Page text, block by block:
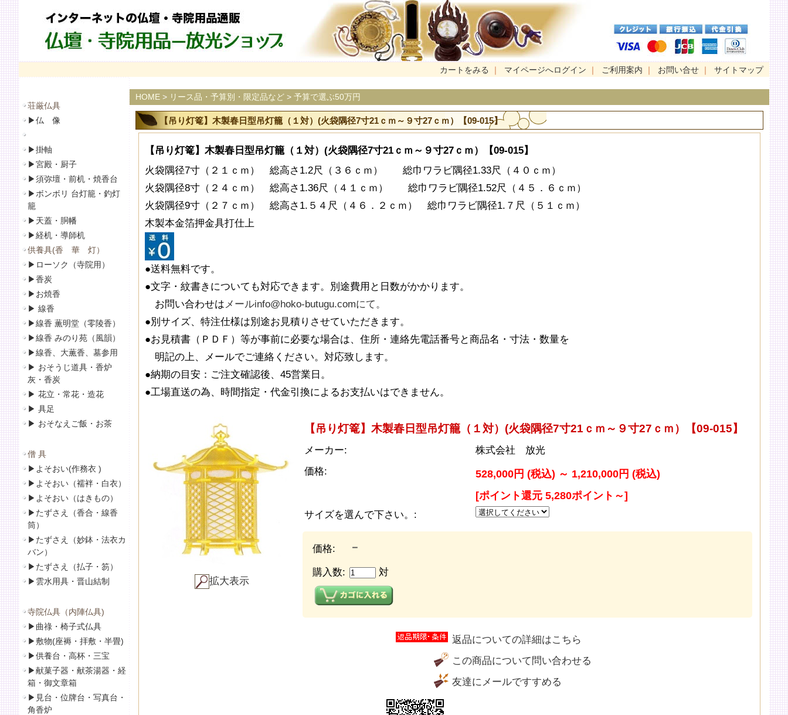
カートをみる ｜ マイページへログイン ｜ ご利用案内 ｜ お問い合せ ｜ サイトマップ
荘厳仏具
▶仏 像
▶掛軸
▶宮殿・厨子
▶須弥壇・前机・焼香台
▶ ボンボリ 台灯籠・釣灯
籠
▶ 天蓋・胴幡
▶経机・導師机
供養具(香 華 灯）
▶ ローソク（寺院用）
▶香炭
▶ お焼香
▶ 線香
▶線香 薫明堂（零陵香）
▶線香 みのり苑（風韻）
▶線香、大薫香、墓参用
▶ おそうじ道具・香炉
灰・香炭
▶ 花立・常花・造花
▶ 具足
▶ おそなえご飯・お茶
僧 具
▶ よそおい(作務衣 )
▶ よそおい（襦袢・白衣）
▶ よそおい（はきもの）
▶ たずさえ（香合・線香
筒）
▶ たずさえ（妙鉢・法衣カ
バン）
▶ たずさえ（払子・笏）
▶ 雲水用具・晋山結制
寺院仏具（内陣仏具)
▶ 曲祿・椅子式仏具
▶ 敷物(座褥・拝敷・半畳)
▶供養台・高杯・三宝
▶献菓子器・献茶湯器・経
箱・御文章箱
▶ 見台・位牌台・写真台・
角香炉
HOME > リース品・予算別・限定品など > 予算で選ぶ50万円
【吊り灯篭】木製春日型吊灯籠（１対）(火袋隅径7寸21ｃｍ～９寸27ｃｍ）【09-015】
【吊り灯篭】木製春日型吊灯籠（１対）(火袋隅径7寸21ｃｍ～９寸27ｃｍ）【09-015】
火袋隅径7寸（２１ｃｍ） 総高さ1.2尺（３６ｃｍ） 総巾ワラビ隅径1.33尺（４０ｃｍ）
火袋隅径8寸（２４ｃｍ） 総高さ1.36尺（４１ｃｍ） 総巾ワラビ隅径1.52尺（４５．６ｃｍ）
火袋隅径9寸（２７ｃｍ） 総高さ1.５４尺（４６．２ｃｍ） 総巾ワラビ隅径1.７尺（５１ｃｍ）
木製本金箔押金具打仕上
●送料無料です。
●文字・紋書きについても対応できます。別途費用と日数がかかります。
お問い合わせはメールinfo@hoko-butugu.comにて。
●別サイズ、特注仕様は別途お見積りさせていただきます。
●お見積書（ＰＤＦ）等が事前に必要な場合は、住所・連絡先電話番号と商品名・寸法・数量を
明記の上、メールでご連絡ください。対応致します。
●納期の目安：ご注文確認後、45営業日。
●工場直送の為、時間指定・代金引換によるお支払いはできません。
拡大表示
【吊り灯篭】木製春日型吊灯籠（１対）(火袋隅径7寸21ｃｍ～９寸27ｃｍ）【09-015】
メーカー:
株式会社 放光
価格:
528,000円 (税込) ～ 1,210,000円 (税込)
[ポイント還元 5,280ポイント～]
サイズを選んで下さい。:
価格: －
購入数: 対
返品についての詳細はこちら
この商品について問い合わせる
友達にメールですすめる